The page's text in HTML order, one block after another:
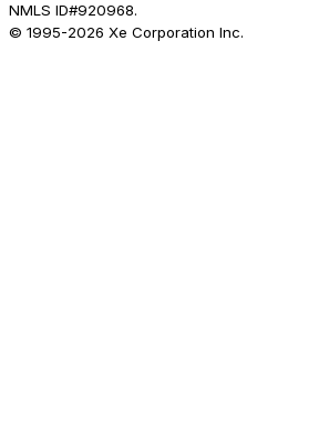
NMLS ID#920968.
© 1995-2026 Xe Corporation Inc.